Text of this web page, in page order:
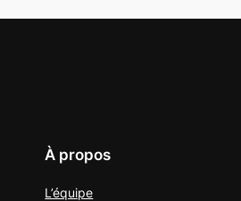
À propos
L’équipe